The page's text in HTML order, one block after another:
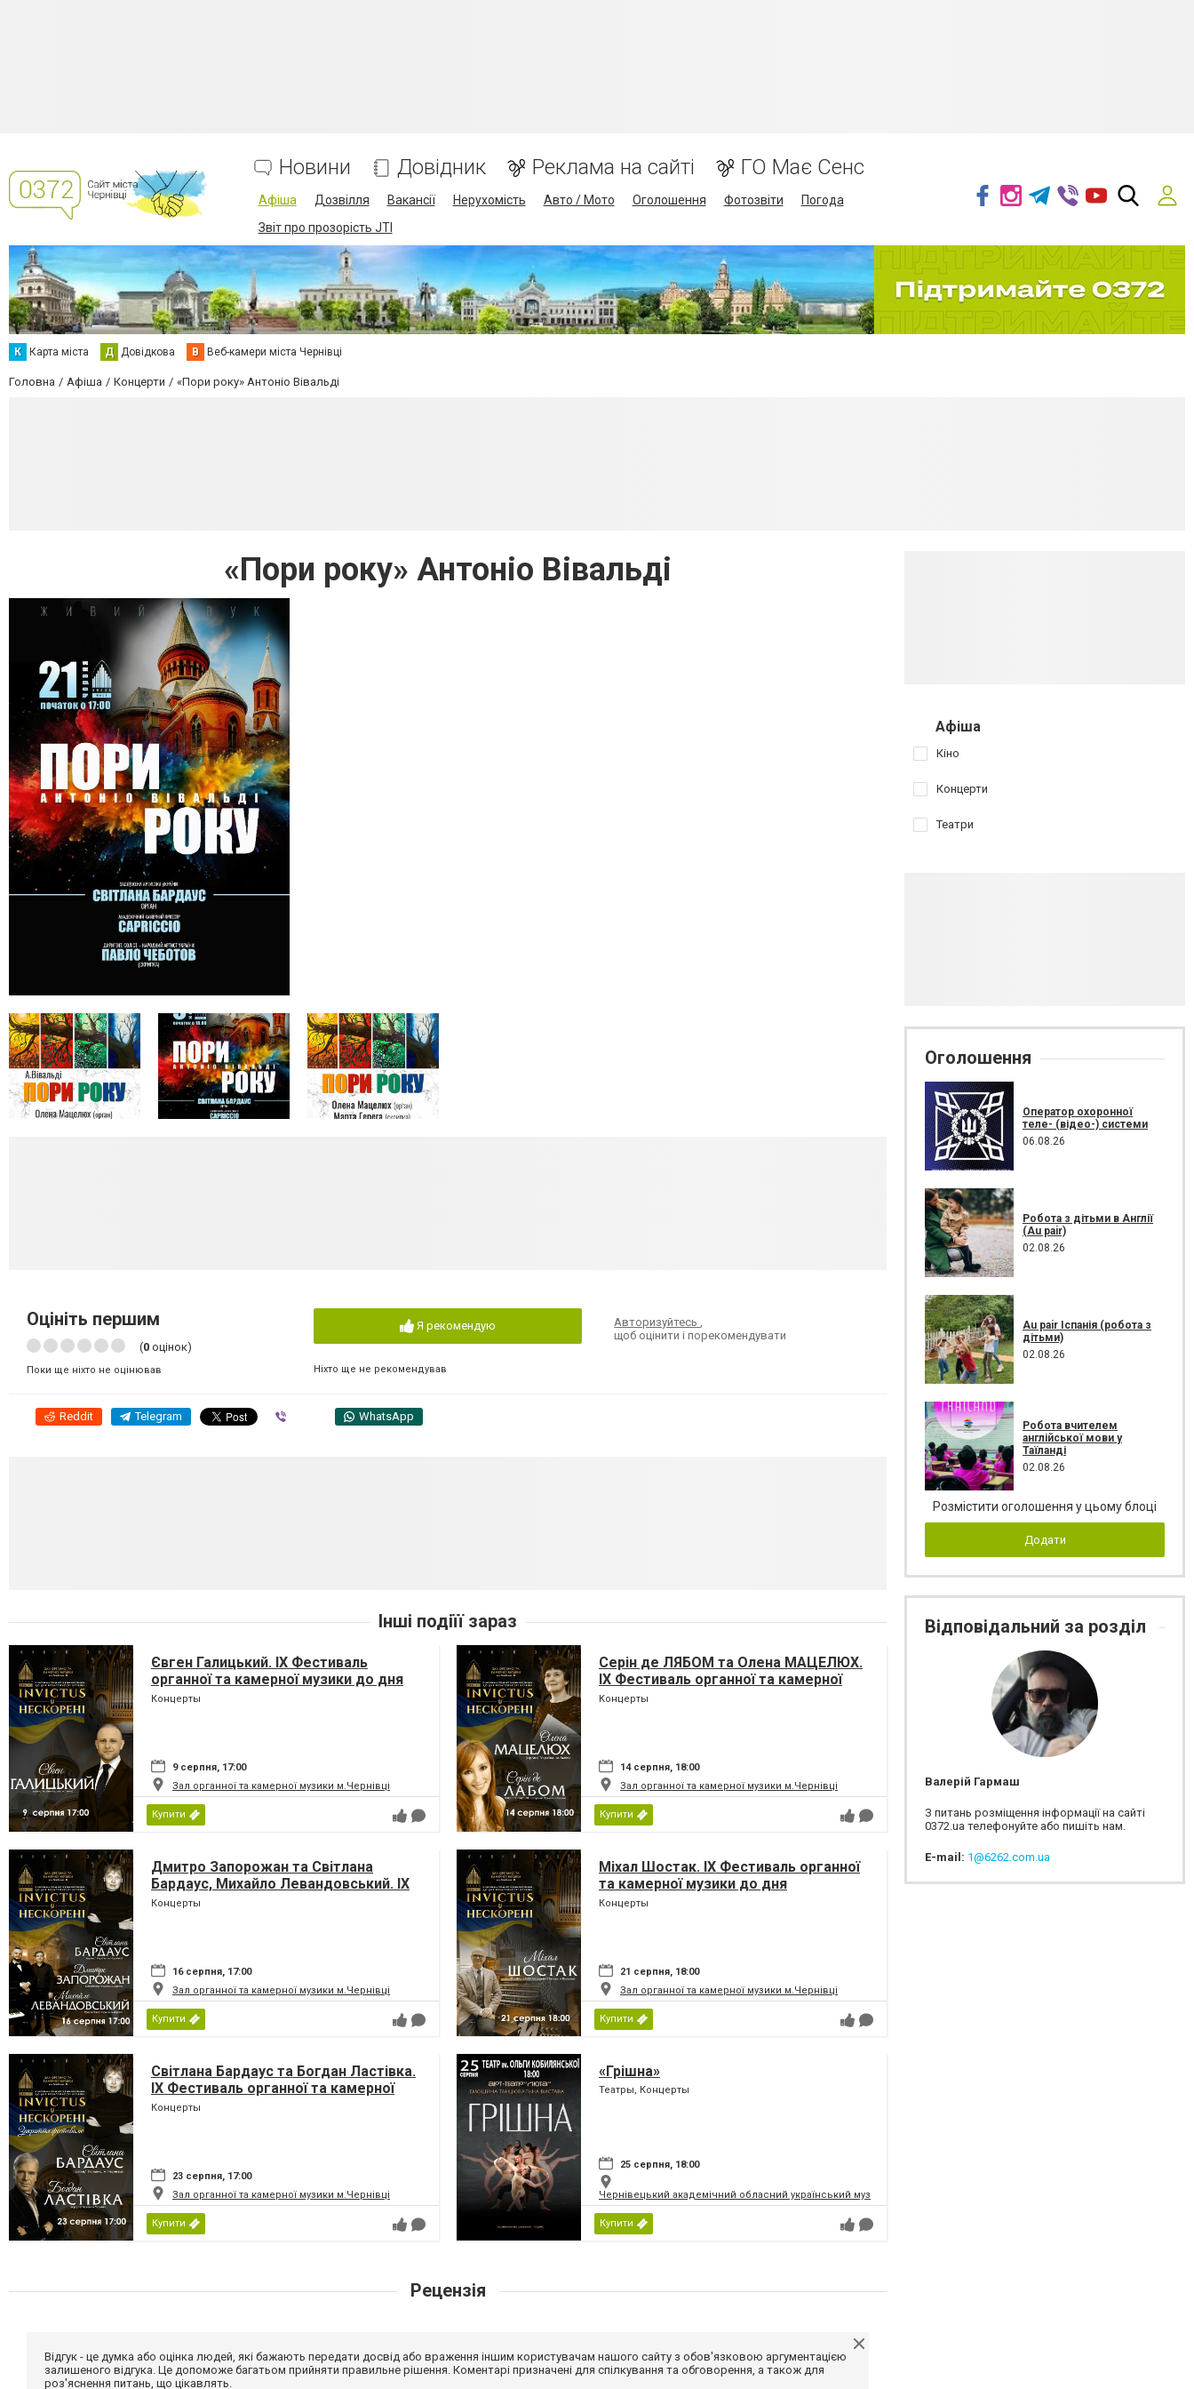
Новини Довідник Реклама на сайті ГО Має Сенс
Афіша Дозвілля Вакансії Нерухомість Авто / Мото Оголошення Фотозвіти
Погода
Звіт про прозорість JTI
К Карта міста Д Довідкова В Веб-камери міста Чернівці
Головна Афіша Концерти «Пори року» Антоніо Вівальді
«Пори року» Антоніо Вівальді
Оцініть першим
(0 оцінок)
Поки ще ніхто не оцінював
Я рекомендую
Ніхто ще не рекомендував
Авторизуйтесь
щоб оцінити і порекомендувати
Reddit Telegram WhatsApp
Інші подіїї зараз
Євген Галицький. IX Фестиваль
органної та камерної музики до дня
Незалежності України «INVICTUS/
Концерты
9 серпня, 17:00
Зал органної та камерної музики м.Чернівці
Купити
Серін де ЛЯБОМ та Олена МАЦЕЛЮХ.
IX Фестиваль органної та камерної
музики до дня Незалежності України
Концерты
14 серпня, 18:00
Зал органної та камерної музики м.Чернівці
Купити
Дмитро Запорожан та Світлана
Бардаус, Михайло Левандовський. IX
Фестиваль органної та камерної
Концерты
16 серпня, 17:00
Зал органної та камерної музики м.Чернівці
Купити
Міхал Шостак. IX Фестиваль органної
та камерної музики до дня
Незалежності України «INVICTUS/
Концерты
21 серпня, 18:00
Зал органної та камерної музики м.Чернівці
Купити
Світлана Бардаус та Богдан Ластівка.
IX Фестиваль органної та камерної
музики до дня Незалежності України
Концерты
23 серпня, 17:00
Зал органної та камерної музики м.Чернівці
Купити
«Грішна»
Театры, Концерты
25 серпня, 18:00
Чернівецький академічний обласний український музично-драматичний театр ім. О.Кобилянської
Купити
Рецензія
Відгук - це думка або оцінка людей, які бажають передати досвід або враження іншим користувачам нашого сайту з обов'язковою аргументацією
залишеного відгука. Це допоможе багатьом прийняти правильне рішення. Коментарі призначені для спілкування та обговорення, а також для
роз'яснення питань, що цікавлять.
Афіша
Кіно
Концерти
Театри
Оголошення
Оператор охоронної
теле- (відео-) системи
06.08.26
Робота з дітьми в Англії
(Au pair)
02.08.26
Au pair Іспанія (робота з
дітьми)
02.08.26
Робота вчителем
англійської мови у
Таїланді
02.08.26
Розмістити оголошення у цьому блоці
Додати
Відповідальний за розділ
Валерій Гармаш
З питань розміщення інформації на сайті
0372.ua телефонуйте або пишіть нам.
E-mail: 1@6262.com.ua